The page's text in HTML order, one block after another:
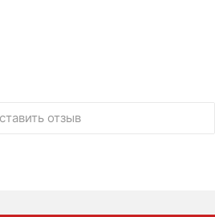
отзыв
отзыва. Вы можете стать